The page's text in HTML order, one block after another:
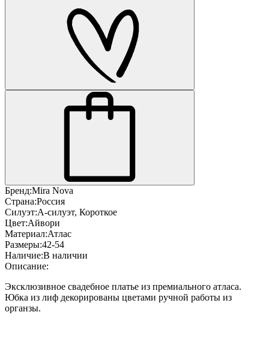
Бренд:Mira Nova
Страна:Россия
Силуэт:А-силуэт, Короткое
Цвет:Айвори
Материал:Атлас
Размеры:42-54
Наличие:В наличии
Описание:
Эксклюзивное свадебное платье из премиального атласа.
Юбка из лиф декорированы цветами ручной работы из
органзы.